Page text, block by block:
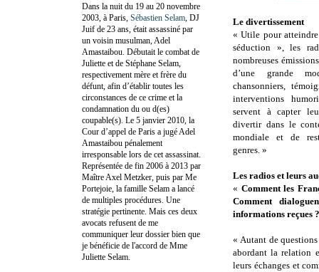
Le divertissement
« Utile pour
séduction », les
nombreuses
d’une grande
chansonniers,
interventions
servent à capter
divertir dans le
mondiale et de
genres. »
Les radios et leurs
« Comment les
Comment
informations reçues
« Autant de
abordant la relation
leurs échanges et
Dans la nuit du 19 au 20 novembre
2003, à Paris, Sébastien Selam , DJ
Juif de 23 ans, était assassiné par
un voisin musulman, Adel
Amastaibou. Débutait le combat de
Juliette et de Stéphane Selam,
respectivement mère et frère du
défunt, afin d’établir toutes les
circonstances de ce crime et la
condamnation du ou d(es)
coupable(s). Le 5 janvier 2010, la
Cour d’appel de Paris a jugé Adel
Amastaibou pénalement
irresponsable lors de cet assassinat.
Représentée de fin 2006 à 2013 par
Maître Axel Metzker, puis par Me
Portejoie, la famille Selam a lancé
de multiples procédures. Une
stratégie pertinente. Mais ces deux
avocats refusent de me
communiquer leur dossier bien que
je bénéficie de l'accord de Mme
Juliette Selam.